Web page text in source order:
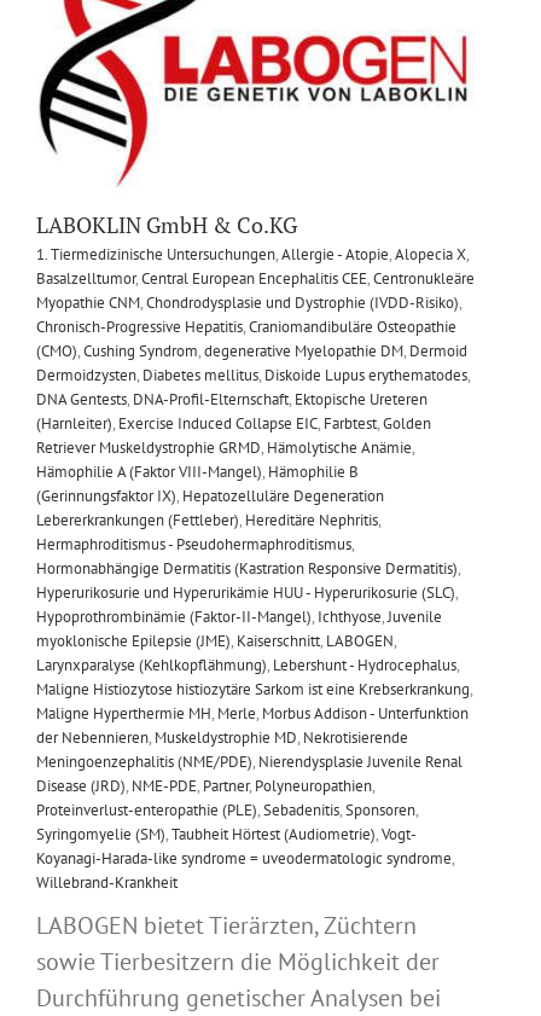
LABOKLIN GmbH & Co.KG
1. Tiermedizinische Untersuchungen,Allergie - Atopie,Alopecia X,
Basalzelltumor,Central European Encephalitis CEE,Centronukleäre
Myopathie CNM,Chondrodysplasie und Dystrophie (IVDD-Risiko),
Chronisch-Progressive Hepatitis,Craniomandibuläre Osteopathie
(CMO),Cushing Syndrom,degenerative Myelopathie DM, Dermoid
Dermoidzysten, Diabetes mellitus, Diskoide Lupus erythematodes,
DNA Gentests, DNA-Profil-Elternschaft, Ektopische Ureteren
(Harnleiter), Exercise Induced Collapse EIC, Farbtest,Golden
Retriever Muskeldystrophie GRMD, Hämolytische Anämie,
Hämophilie A (Faktor VIII-Mangel), Hämophilie B
(Gerinnungsfaktor IX), Hepatozelluläre Degeneration
Lebererkrankungen (Fettleber), Hereditäre Nephritis,
Hermaphroditismus - Pseudohermaphroditismus,
Hormonabhängige Dermatitis (Kastration Responsive Dermatitis),
Hyperurikosurie und Hyperurikämie HUU - Hyperurikosurie (SLC),
Hypoprothrombinämie (Faktor-II-Mangel), Ichthyose,Juvenile
myoklonische Epilepsie (JME), Kaiserschnitt, LABOGEN,
Larynxparalyse (Kehlkopflähmung), Lebershunt - Hydrocephalus,
Maligne Histiozytose histiozytäre Sarkom ist eine Krebserkrankung,
Maligne Hyperthermie MH, Merle, Morbus Addison - Unterfunktion
der Nebennieren, Muskeldystrophie MD, Nekrotisierende
Meningoenzephalitis (NME/PDE), Nierendysplasie Juvenile Renal
Disease (JRD), NME-PDE, Partner, Polyneuropathien,
Proteinverlust-enteropathie (PLE),Sebadenitis,Sponsoren,
Syringomyelie (SM),Taubheit Hörtest (Audiometrie),Vogt-
Koyanagi-Harada-like syndrome = uveodermatologic syndrome,
Willebrand-Krankheit
LABOGEN bietet Tierärzten, Züchtern
sowie Tierbesitzern die Möglichkeit der
Durchführung genetischer Analysen bei